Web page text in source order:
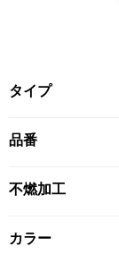
タイプ
品番
不燃加工
カラー